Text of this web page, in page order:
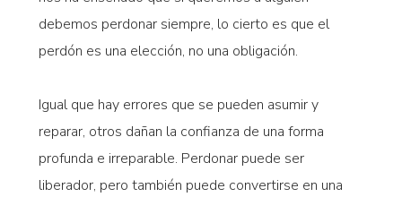
debemos perdonar siempre, lo cierto es que el
perdón es una elección, no una obligación.
Igual que hay errores que se pueden asumir y
reparar, otros dañan la confianza de una forma
profunda e irreparable. Perdonar puede ser
liberador, pero también puede convertirse en una